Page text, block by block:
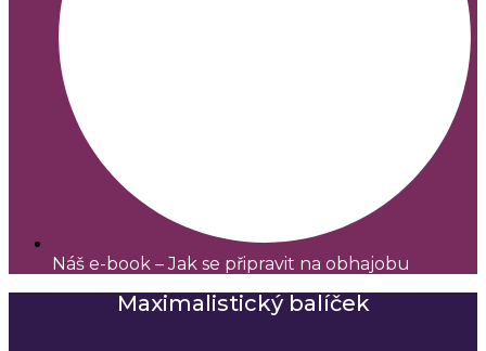
Náš e-book – Jak se připravit na obhajobu
Maximalistický balíček